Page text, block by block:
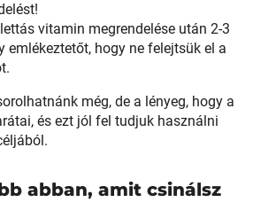
vitamin megrendelése után 2-3
emlékeztetőt, hogy ne felejtsük el a
még, de a lényeg, hogy a
és ezt jól fel tudjuk használni
abban, amit csinálsz